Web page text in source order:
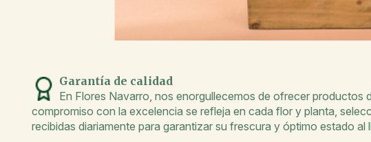
Garantía de calidad
En Flores Navarro, nos enorgullecemos de ofrecer productos
compromiso con la excelencia se refleja en cada flor y planta,
recibidas diariamente para garantizar su frescura y óptimo estado al